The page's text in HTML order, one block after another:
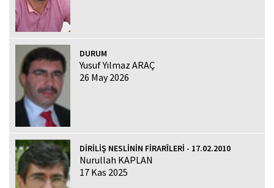
DURUM
Yusuf Yılmaz ARAÇ
26 May 2026
DİRİLİŞ NESLİNİN FİRARÎLERİ - 17.02.2010
Nurullah KAPLAN
17 Kas 2025